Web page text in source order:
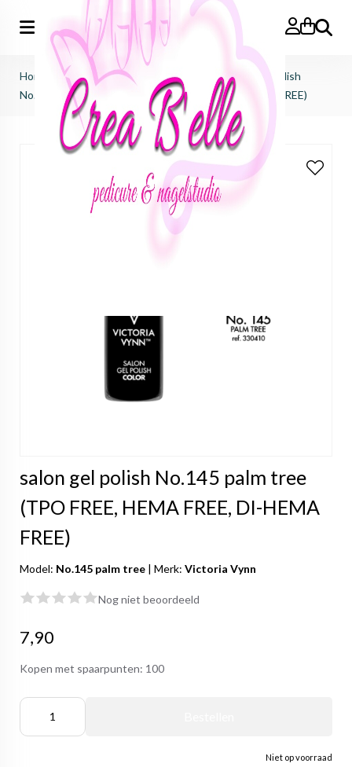
Zoeken
Home Victoria Vynn> Salon gel polish > salon gel polish
No.145 palm tree (TPO FREE, HEMA FREE, DI-HEMA FREE)
salon gel polish No.145 palm tree
(TPO FREE, HEMA FREE, DI-HEMA
FREE)
Model: No.145 palm tree | Merk: Victoria Vynn
Nog niet beoordeeld
7,90
Kopen met spaarpunten: 100
Niet op voorraad